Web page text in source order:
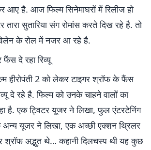
है. आज फिल्म सिनेमाघरों में रिलीज हो
तारा सुतारिया संग रोमांस करते दिख रहे है. तो
विलेन के रोल में नजर आ रहे है.
फैंस दे रहा रिव्यू
हीरोपंती 2 को लेकर टाइगर श्रॉफ के फैंस
दे रहे है. फिल्म को उनके चाहने वालों का
है. एक ट्विटर यूजर ने लिखा, फुल एंटरटेनिंग
अन्य यूजर ने लिखा, एक अच्छी एक्शन थ्रिलर
श्रॉफ अद्भुत थे… कहानी दिलचस्प थी यह कुछ